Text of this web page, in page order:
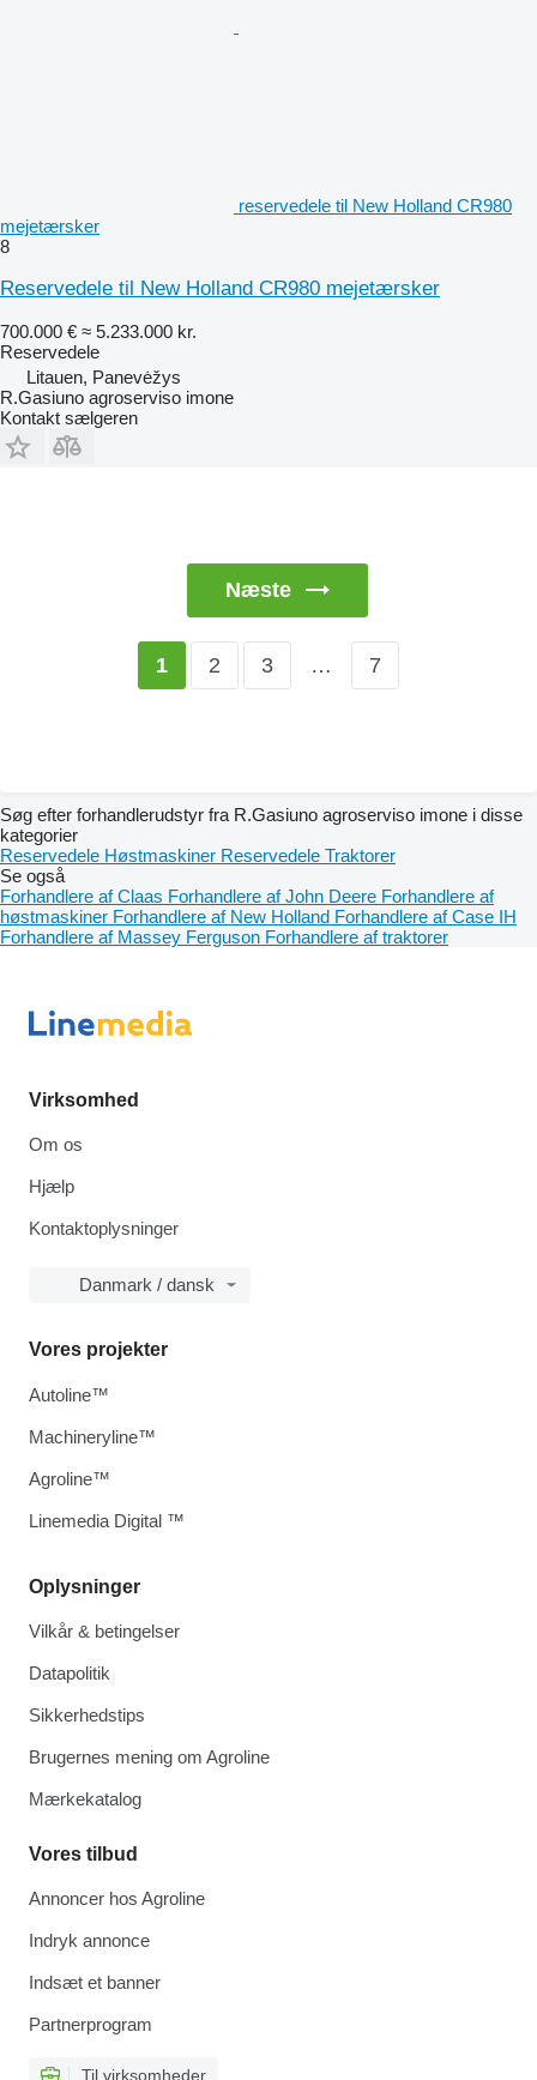
reservedele til New Holland CR980
mejetærsker
8
Reservedele til New Holland CR980 mejetærsker
700.000 € ≈ 5.233.000 kr.
Reservedele
Litauen, Panevėžys
R.Gasiuno agroserviso imone
Kontakt sælgeren
Næste
1 2 3 … 7
Søg efter forhandlerudstyr fra R.Gasiuno agroserviso imone i disse
kategorier
Reservedele Høstmaskiner Reservedele Traktorer
Se også
Forhandlere af Claas Forhandlere af John Deere Forhandlere af
høstmaskiner Forhandlere af New Holland Forhandlere af Case IH
Forhandlere af Massey Ferguson Forhandlere af traktorer
Virksomhed
Om os
Hjælp
Kontaktoplysninger
Danmark / dansk
Oplysninger
Vilkår & betingelser
Datapolitik
Sikkerhedstips
Brugernes mening om Agroline
Mærkekatalog
Vores tilbud
Annoncer hos Agroline
Indryk annonce
Indsæt et banner
Partnerprogram
Til virksomheder
Vores projekter
Autoline™
Machineryline™
Agroline™
Linemedia Digital ™